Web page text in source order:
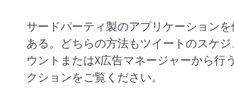
サードパーティ製のアプリケーション
ある。どちらの方法もツイートのスケ
ウントまたはX広告マネージャーから
クションをご覧ください。